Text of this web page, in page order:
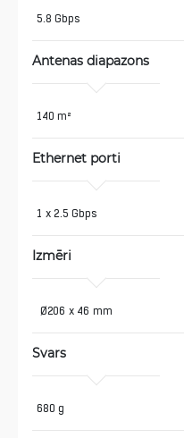
5.8 Gbps
Antenas diapazons
140 m²
Ethernet porti
1 x 2.5 Gbps
Izmēri
Ø206 x 46 mm
Svars
680 g